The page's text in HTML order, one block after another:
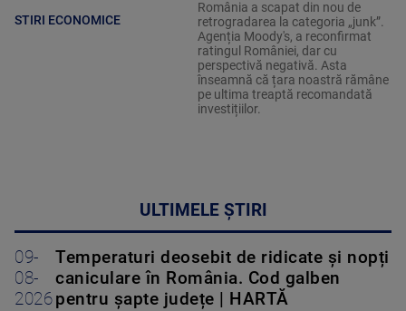
STIRI ECONOMICE
România a scapat din nou de
retrogradarea la categoria „junk”.
Agenția Moody's, a reconfirmat
ratingul României, dar cu
perspectivă negativă. Asta
înseamnă că țara noastră rămâne
pe ultima treaptă recomandată
investițiilor.
ULTIMELE ȘTIRI
09-
08-
2026
Temperaturi deosebit de ridicate și nopți
caniculare în România. Cod galben
pentru șapte județe | HARTĂ